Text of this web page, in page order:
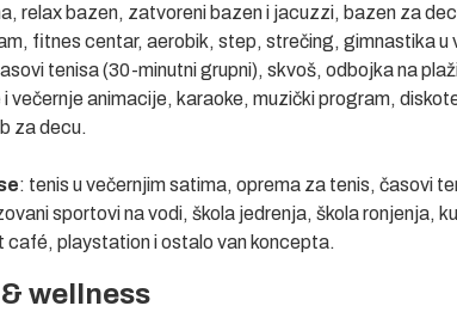
relax bazen, zatvoreni bazen i jacuzzi, bazen za
fitnes centar, aerobik, step, strečing, gimnastika u
tenisa (30-minutni grupni), skvoš, odbojka na
i večernje animacije, karaoke, muzički program,
za decu.
: tenis u večernjim satima, oprema za tenis, časovi
sportovi na vodi, škola jedrenja, škola ronjenja,
café, playstation i ostalo van koncepta.
wellness